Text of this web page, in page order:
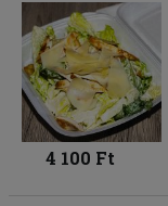
4 100 Ft